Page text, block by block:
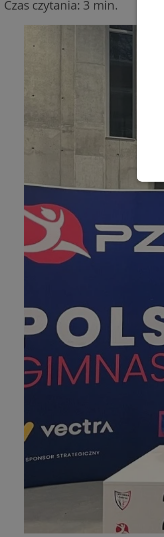
Czas czytania: 3 min.